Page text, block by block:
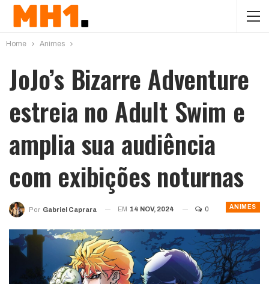
Home Animes
JoJo’s Bizarre Adventure
estreia no Adult Swim e
amplia sua audiência
com exibições noturnas
ANIMES
Por Gabriel Caprara EM 14 NOV, 2024 0